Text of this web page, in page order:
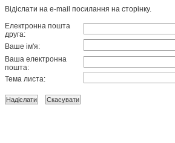
Відіслати на e-mail посилання на сторінку.
Електронна пошта
друга:
Ваше ім'я:
Ваша електронна
пошта:
Тема листа: